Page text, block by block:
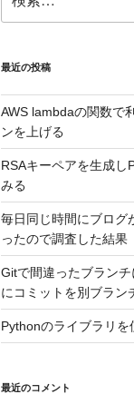
索:
最近の投稿
AWS lambdaの関数で
ンを上げる
RSAキーペアを生成し
みる
毎日同じ時間にブログ
ったので調査した結果
Gitで間違ったブラン
にコミットを別ブラン
Pythonのライブラリ
最近のコメント